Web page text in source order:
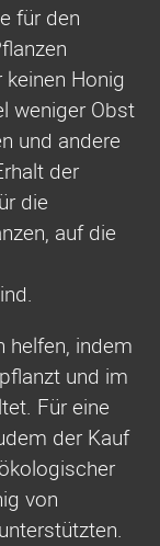
für den
Honig
weniger Obst
und andere
der
die
auf die
helfen, indem
und im
Für eine
der Kauf
von